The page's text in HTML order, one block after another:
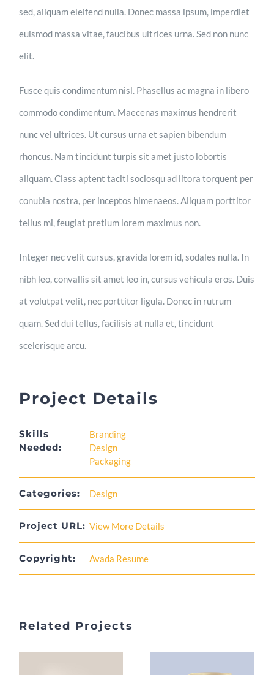
sed, aliquam eleifend nulla. Donec massa ipsum, imperdiet
euismod massa vitae, faucibus ultrices urna. Sed non nunc
elit.
Fusce quis condimentum nisl. Phasellus ac magna in libero
commodo condimentum. Maecenas maximus hendrerit
nunc vel ultrices. Ut cursus urna et sapien bibendum
rhoncus. Nam tincidunt turpis sit amet justo lobortis
aliquam. Class aptent taciti sociosqu ad litora torquent per
conubia nostra, per inceptos himenaeos. Aliquam porttitor
tellus mi, feugiat pretium lorem maximus non.
Integer nec velit cursus, gravida lorem id, sodales nulla. In
nibh leo, convallis sit amet leo in, cursus vehicula eros. Duis
at volutpat velit, nec porttitor ligula. Donec in rutrum
quam. Sed dui tellus, facilisis at nulla et, tincidunt
scelerisque arcu.
Project Details
Skills
Needed:
Branding
Design
Packaging
Categories: Design
Project URL: View More Details
Copyright: Avada Resume
Related Projects